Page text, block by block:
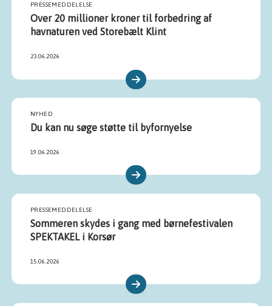
PRESSEMEDDELELSE
Over 20 millioner kroner til forbedring af
havnaturen ved Storebælt Klint
23.06.2026
NYHED
Du kan nu søge støtte til byfornyelse
19.06.2026
PRESSEMEDDELELSE
Sommeren skydes i gang med børnefestivalen
SPEKTAKEL i Korsør
15.06.2026